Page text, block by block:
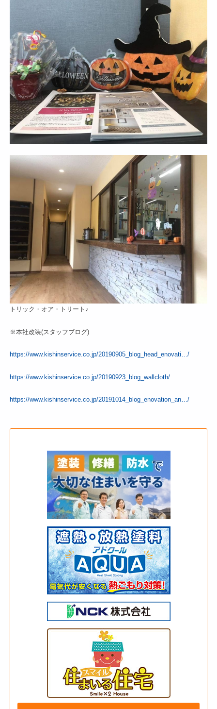
トリック・オア・トリート♪
※本社改装(スタッフブログ)
https://www.kishinservice.co.jp/20190905_blog_head_enovati…/
https://www.kishinservice.co.jp/20190923_blog_wallcloth/
https://www.kishinservice.co.jp/20191014_blog_enovation_an…/